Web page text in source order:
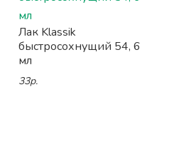
Лак Klassik
быстросохнущий 54, 6
мл
33р.